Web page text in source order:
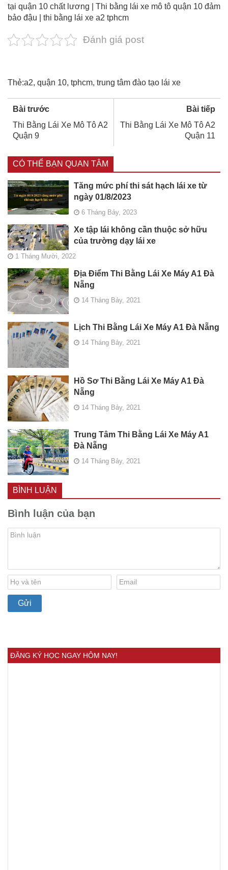
tại quận 10 chất lương | Thi bằng lái xe mô tô quận 10 đảm
bảo đậu | thi bằng lái xe a2 tphcm
Đánh giá post
Thẻ:a2, quận 10, tphcm, trung tâm đào tạo lái xe
Bài trước
Thi Bằng Lái Xe Mô Tô A2
Quận 9
Bài tiếp
Thi Bằng Lái Xe Mô Tô A2
Quận 11
CÓ THỂ BẠN QUAN TÂM
Tăng mức phí thi sát hạch lái xe từ
ngày 01/8/2023
6 Tháng Bảy, 2023
Xe tập lái không cần thuộc sở hữu
của trường dạy lái xe
1 Tháng Mười, 2022
Địa Điểm Thi Bằng Lái Xe Máy A1 Đà
Nẵng
14 Tháng Bảy, 2021
Lịch Thi Bằng Lái Xe Máy A1 Đà Nẵng
14 Tháng Bảy, 2021
Hồ Sơ Thi Bằng Lái Xe Máy A1 Đà
Nẵng
14 Tháng Bảy, 2021
Trung Tâm Thi Bằng Lái Xe Máy A1
Đà Nẵng
14 Tháng Bảy, 2021
BÌNH LUẬN
Bình luận của bạn
ĐĂNG KÝ HỌC NGAY HÔM NAY!